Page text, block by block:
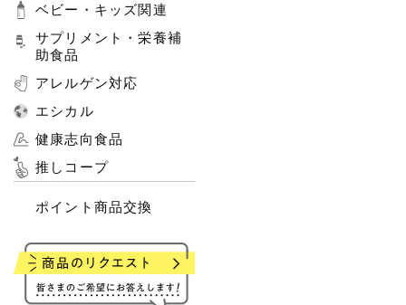
ベビー・キッズ関連
サプリメント・栄養補
助食品
アレルゲン対応
エシカル
健康志向食品
推しコープ
ポイント商品交換